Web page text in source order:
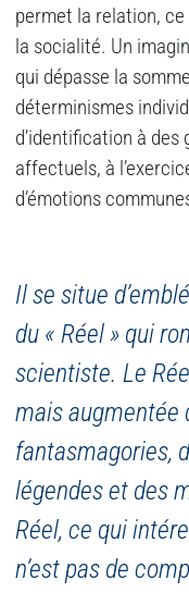
permet la relation,
la socialité. Un
qui dépasse la
déterminismes
d’identification à des
affectuels, à
d’émotions
Il se situe
du « Réel » qui
scientiste. Le
mais augmentée
fantasmagories,
légendes et des
Réel, ce qui
n’est pas de